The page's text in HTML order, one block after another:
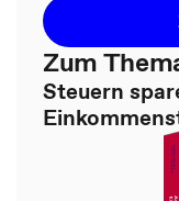
Zum
Steuern